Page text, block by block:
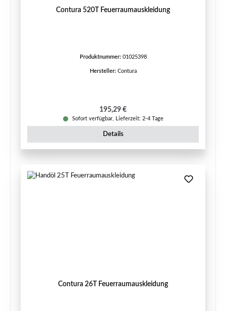
Contura 520T Feuerraumauskleidung
Produktnummer: 01025398
Hersteller: Contura
Regulärer Preis:
195,29 €
Sofort verfügbar, Lieferzeit: 2-4 Tage
Details
Contura 26T Feuerraumauskleidung